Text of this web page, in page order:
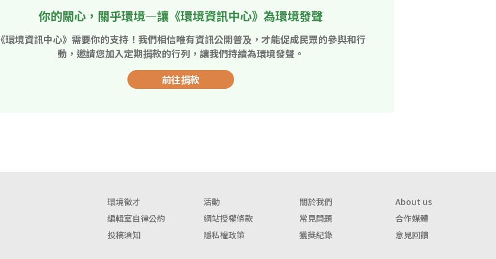
你的關心，關乎環境—讓《環境資訊中心》為環境發聲
《環境資訊中心》需要你的支持！我們相信唯有資訊公開普及，才能促成民眾的參與和行
動，邀請您加入定期捐款的行列，讓我們持續為環境發聲。
前往捐款
環境徵才 活動 關於我們
About us
編輯室自律公約
網站授權條款 常見問題
合作媒體
投稿須知
隱私權政策 獲獎紀錄 意見回饋